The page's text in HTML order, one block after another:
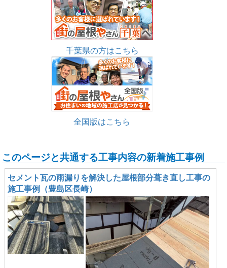
千葉県の方はこちら
全国版はこちら
このページと共通する工事内容の新着施工事例
セメント瓦の雨漏りを解決した屋根部分葺き直し工事の
施工事例（豊島区長崎）